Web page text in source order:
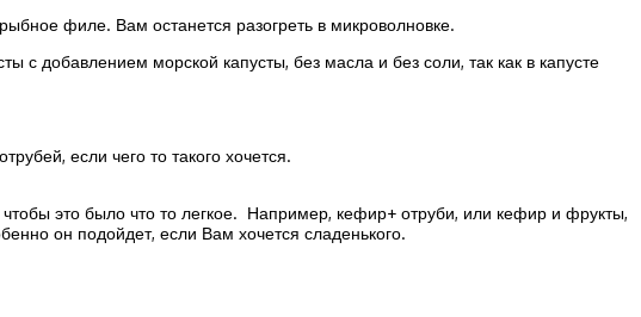
филе. Вам останется разогреть в микроволновке.
добавлением морской капусты, без масла и без соли, так как в капусте
если чего то такого хочется.
это было что то легкое. Например, кефир+ отруби, или кефир и фрукты,
он подойдет, если Вам хочется сладенького.